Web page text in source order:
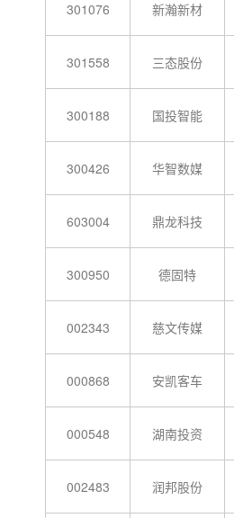
301076 新瀚新材
301558 三态股份
300188 国投智能
300426 华智数媒
603004 鼎龙科技
300950 德固特
002343 慈文传媒
000868 安凯客车
000548 湖南投资
002483 润邦股份